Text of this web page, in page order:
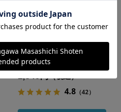
さらさらてぬぐい
カラー：格子 緑
1,540円
4.8（42）